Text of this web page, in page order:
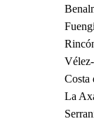
Costa
La